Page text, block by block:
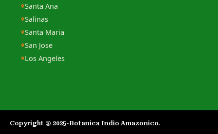
Santa Ana
Salinas
Santa Maria
San Jose
Los Angeles
Copyright ® 2025-Botanica Indio Amazonico.​